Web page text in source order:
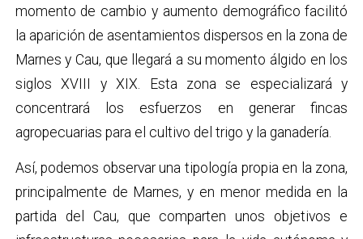
momento de cambio y aumento demográfico facilitó
la aparición de asentamientos dispersos en la zona de
Marnes y Cau, que llegará a su momento álgido en los
siglos XVIII y XIX. Esta zona se especializará y
concentrará los esfuerzos en generar fincas
agropecuarias para el cultivo del trigo y la ganadería.
Así, podemos observar una tipología propia en la zona,
principalmente de Marnes, y en menor medida en la
partida del Cau, que comparten unos objetivos e